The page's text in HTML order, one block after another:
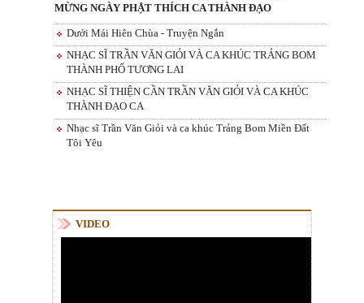
MỪNG NGÀY PHẬT THÍCH CA THÀNH ĐẠO
Dưới Mái Hiên Chùa - Truyện Ngắn
NHẠC SĨ TRẦN VĂN GIỎI VÀ CA KHÚC TRẢNG BOM
THÀNH PHỐ TƯƠNG LAI
NHẠC SĨ THIỆN CẦN TRẦN VĂN GIỎI VÀ CA KHÚC
THÀNH ĐẠO CA
Nhạc sĩ Trần Văn Giỏi và ca khúc Trảng Bom Miền Đất
Tôi Yêu
VIDEO